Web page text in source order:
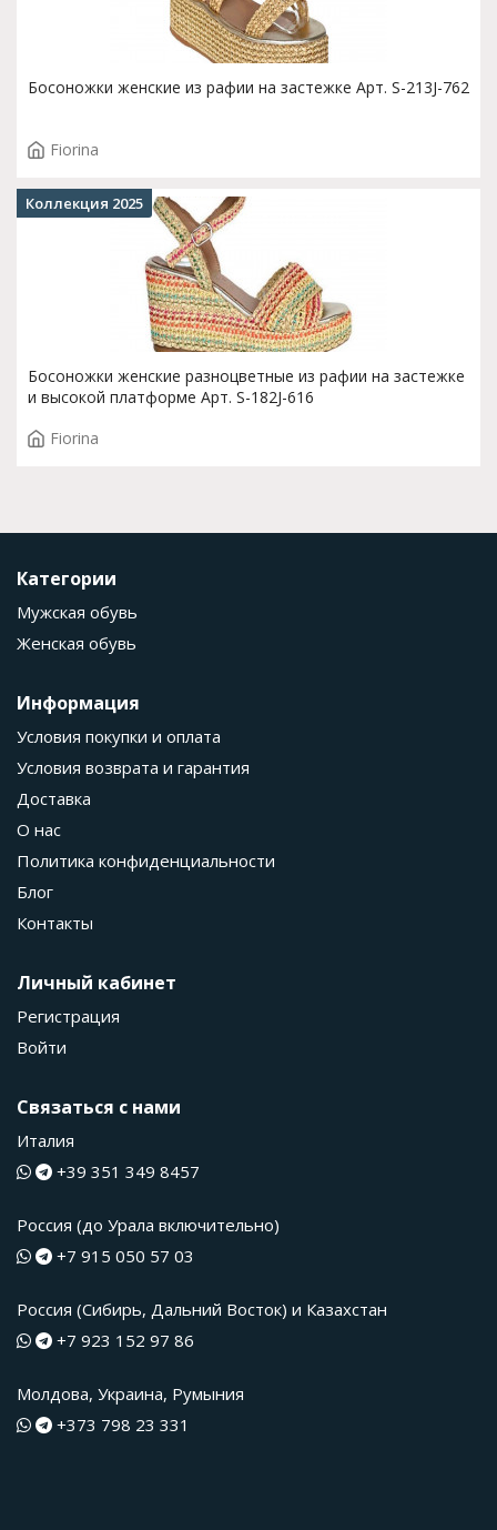
Босоножки женские из рафии на застежке Арт. S-213J-762
Fiorina
Босоножки женские разноцветные из рафии на застежке
и высокой платформе Арт. S-182J-616
Fiorina
Коллекция 2025
Категории
Мужская обувь
Женская обувь
Информация
Условия покупки и оплата
Условия возврата и гарантия
Доставка
О нас
Политика конфиденциальности
Блог
Контакты
Личный кабинет
Регистрация
Войти
Связаться с нами
Италия
+39 351 349 8457
Россия (до Урала включительно)
+7 915 050 57 03
Россия (Сибирь, Дальний Восток) и Казахстан
+7 923 152 97 86
Молдова, Украина, Румыния
+373 798 23 331